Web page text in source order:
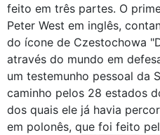
feito em três partes. O
Peter West em inglês,
do ícone de Czestochowa
através do mundo em
um testemunho pessoal da
caminho pelos 28 estados
dos quais ele já havia
em polonês, que foi feito